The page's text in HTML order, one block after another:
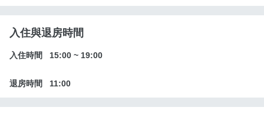
入住與退房時間
入住時間 15:00 ~ 19:00
退房時間 11:00